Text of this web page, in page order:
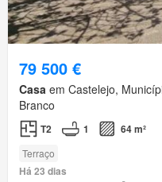
79 500 €
Casa em Castelejo,
Branco
T2 1 64 m²
Terraço
Há 23 dias